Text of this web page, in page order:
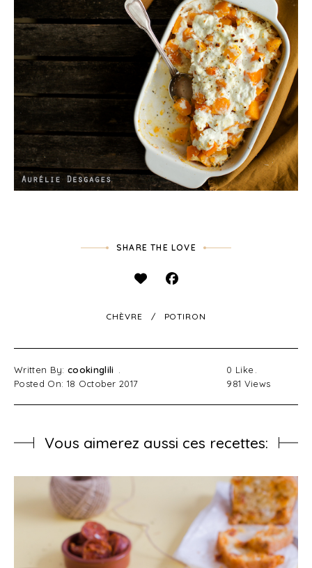
SHARE THE LOVE
CHÈVRE POTIRON
Written By: cookinglili
Posted On: 18 October 2017
0 Like
981 Views
Vous aimerez aussi ces recettes: